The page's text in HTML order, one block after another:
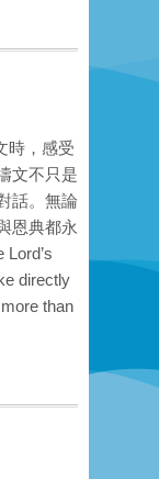
時，感受
文不只是
話。無論
恩典都永
directly
than